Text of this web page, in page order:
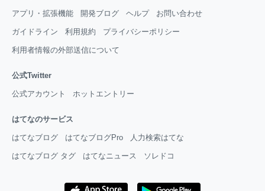
アプリ・拡張機能 開発ブログ ヘルプ お問い合わせ
ガイドライン 利用規約 プライバシーポリシー
利用者情報の外部送信について
公式Twitter
公式アカウント ホットエントリー
はてなのサービス
はてなブログ はてなブログPro 人力検索はてな
はてなブログ タグ はてなニュース ソレドコ